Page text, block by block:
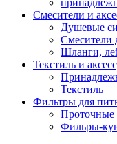
Смесители и
Душевые
Смесители
Шланги,
Текстиль и
Текстиль
Фильтры для
Проточные
Фильры-